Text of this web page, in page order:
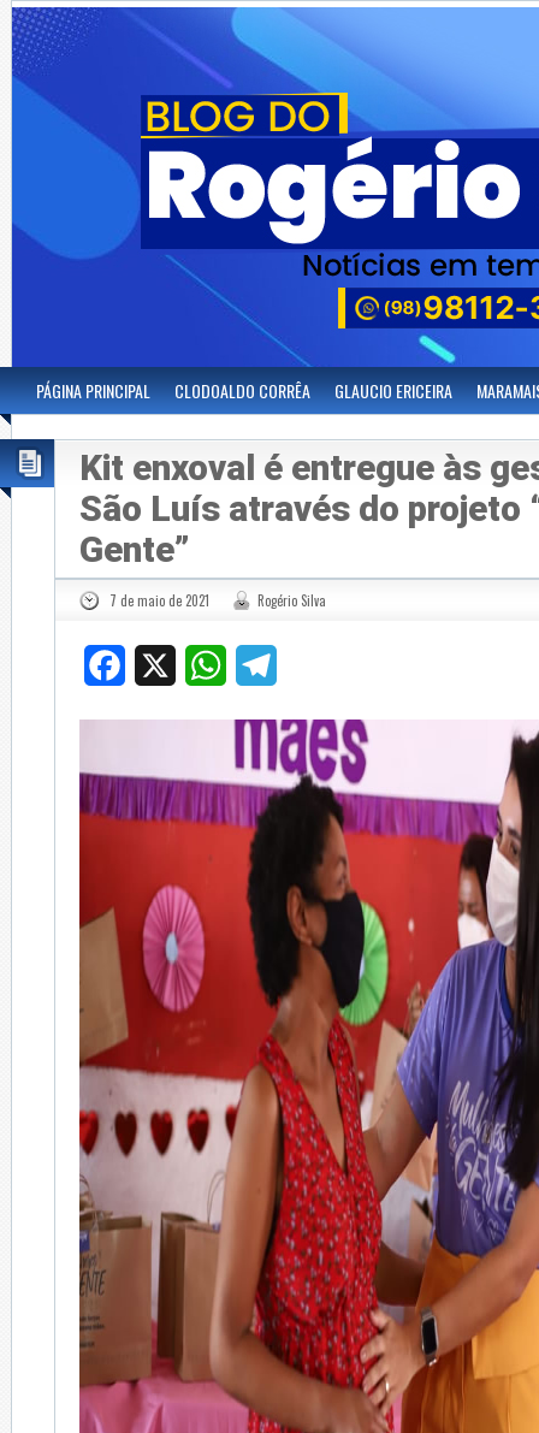
PÁGINA PRINCIPAL CLODOALDO CORRÊA GLAUCIO ERICEIRA
Kit enxoval é entregue às
São Luís através do projeto
Gente”
7 de maio de 2021 Rogério Silva
Facebook WhatsApp